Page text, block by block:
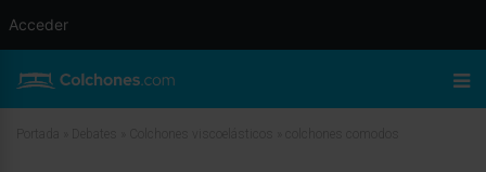
Acceder